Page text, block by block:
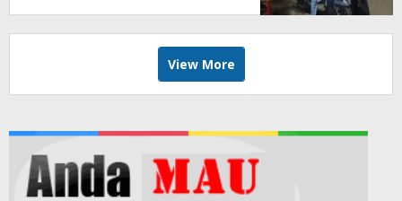
melalui Riset FOTOFOBIA
View More